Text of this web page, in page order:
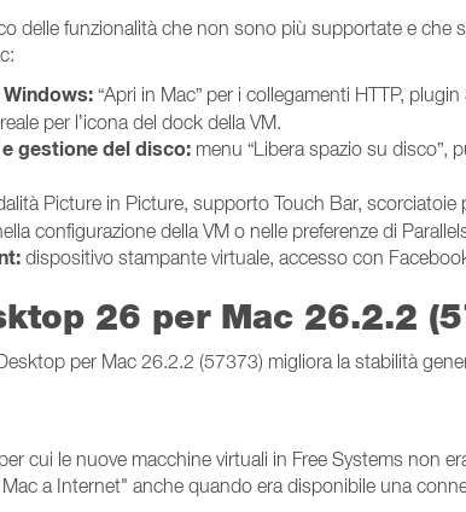
delle funzionalità che non sono più supportate e
“Apri in Mac” per i collegamenti HTTP,
per l’icona del dock della VM.
gestione del disco: menu “Libera spazio su disco”,
Picture in Picture, supporto Touch Bar,
configurazione della VM o nelle preferenze di
dispositivo stampante virtuale, accesso con
26 per Mac 26.2.2
per Mac 26.2.2 (57373) migliora la stabilità
cui le nuove macchine virtuali in Free Systems non
a Internet" anche quando era disponibile una